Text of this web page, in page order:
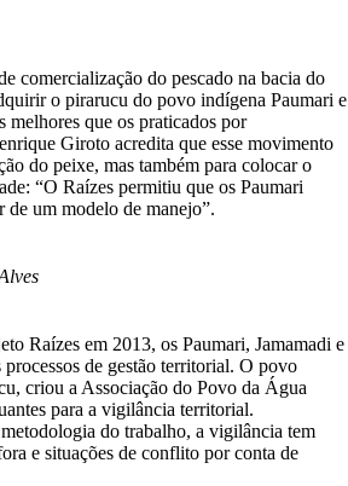
comercialização do pescado na bacia do
o pirarucu do povo indígena Paumari e
melhores que os praticados por
Giroto acredita que esse movimento
do peixe, mas também para colocar o
“O Raízes permitiu que os Paumari
de um modelo de manejo”.
Raízes em 2013, os Paumari, Jamamadi e
de gestão territorial. O povo
criou a Associação do Povo da Água
para a vigilância territorial.
do trabalho, a vigilância tem
e situações de conflito por conta de